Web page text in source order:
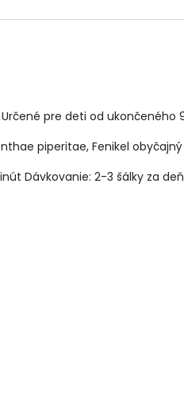
pre deti od ukončeného
piperitae, Fenikel
Dávkovanie: 2-3 šálky za deň